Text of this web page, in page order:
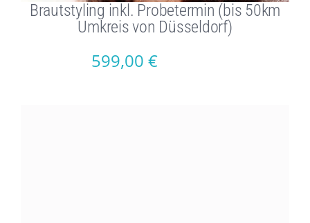
Brautstyling inkl. Probetermin (bis 50km
Umkreis von Düsseldorf)
599,00 €